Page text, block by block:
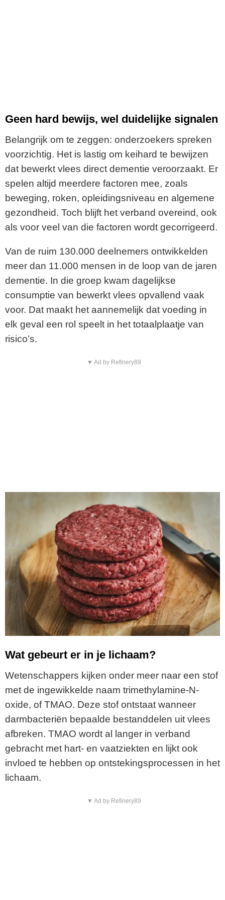
Geen hard bewijs, wel duidelijke signalen
Belangrijk om te zeggen: onderzoekers spreken
voorzichtig. Het is lastig om keihard te bewijzen
dat bewerkt vlees direct dementie veroorzaakt. Er
spelen altijd meerdere factoren mee, zoals
beweging, roken, opleidingsniveau en algemene
gezondheid. Toch blijft het verband overeind, ook
als voor veel van die factoren wordt gecorrigeerd.
Van de ruim 130.000 deelnemers ontwikkelden
meer dan 11.000 mensen in de loop van de jaren
dementie. In die groep kwam dagelijkse
consumptie van bewerkt vlees opvallend vaak
voor. Dat maakt het aannemelijk dat voeding in
elk geval een rol speelt in het totaalplaatje van
risico’s.
▼ Ad by Refinery89
Wat gebeurt er in je lichaam?
Wetenschappers kijken onder meer naar een stof
met de ingewikkelde naam trimethylamine-N-
oxide, of TMAO. Deze stof ontstaat wanneer
darmbacteriën bepaalde bestanddelen uit vlees
afbreken. TMAO wordt al langer in verband
gebracht met hart- en vaatziekten en lijkt ook
invloed te hebben op ontstekingsprocessen in het
lichaam.
▼ Ad by Refinery89